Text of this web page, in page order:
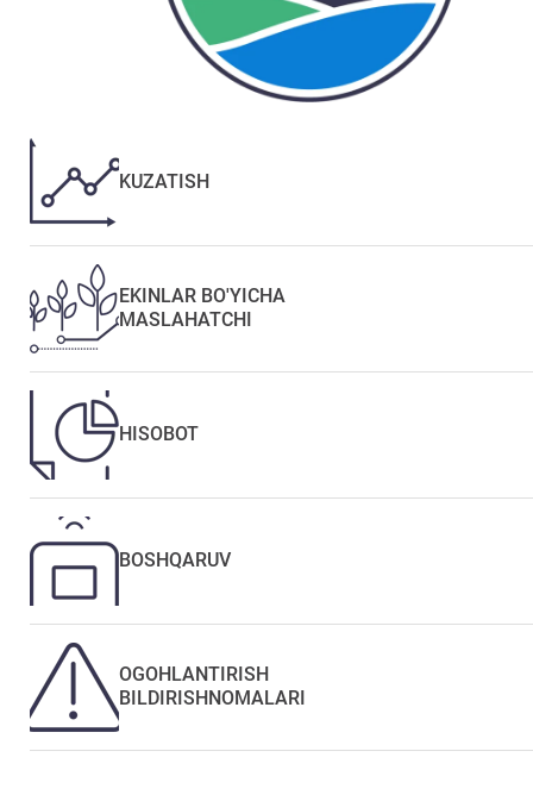
KUZATISH
EKINLAR BO'YICHA
MASLAHATCHI
HISOBOT
BOSHQARUV
OGOHLANTIRISH
BILDIRISHNOMALARI